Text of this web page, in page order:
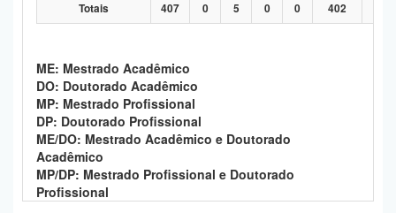
Totais 407 0 5 0 0 402
ME: Mestrado Acadêmico
DO: Doutorado Acadêmico
MP: Mestrado Profissional
DP: Doutorado Profissional
ME/DO: Mestrado Acadêmico e Doutorado
Acadêmico
MP/DP: Mestrado Profissional e Doutorado
Profissional